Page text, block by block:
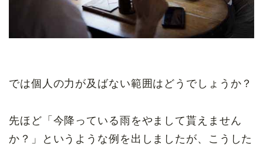
では個人の力が及ばない範囲はどうでしょうか？
先ほど「今降っている雨をやまして貰えません
か？」というような例を出しましたが、こうした